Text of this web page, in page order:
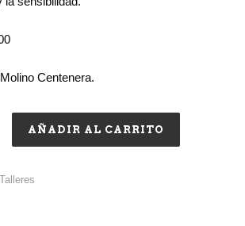
Molino Centenera.
AÑADIR AL CARRITO
Talleres